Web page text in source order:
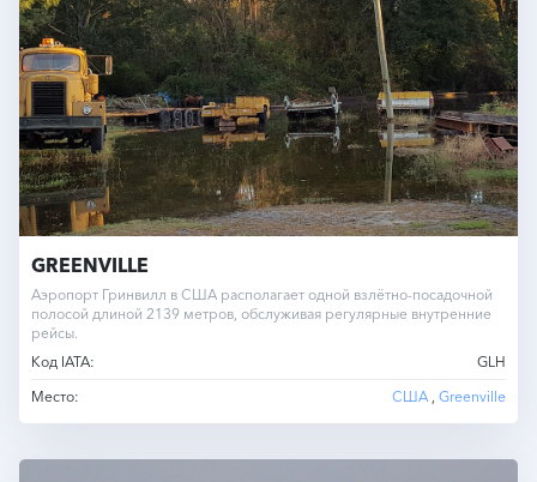
GREENVILLE
Аэропорт Гринвилл в США располагает одной взлётно-посадочной
полосой длиной 2139 метров, обслуживая регулярные внутренние
рейсы.
Код IATA:
GLH
Место:
США , Greenville